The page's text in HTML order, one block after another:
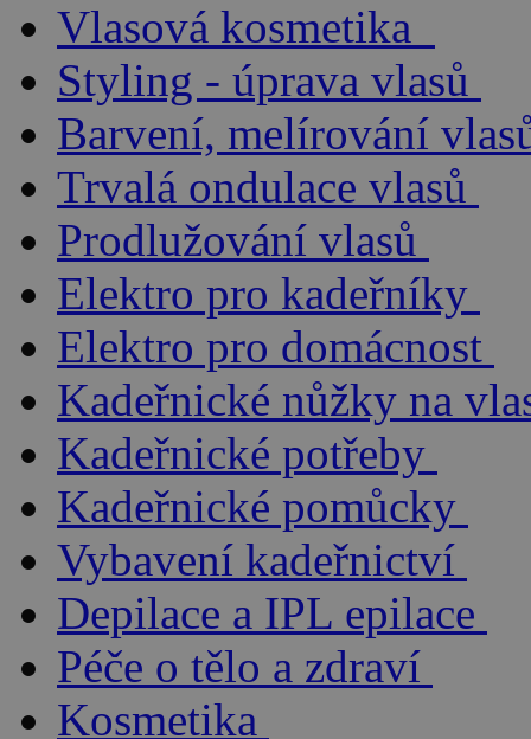
Vlasová kosmetika
Styling - úprava vlasů
Barvení, melírování
Trvalá ondulace vlasů
Prodlužování vlasů
Elektro pro kadeřníky
Elektro pro domácnost
Kadeřnické nůžky na
Kadeřnické potřeby
Kadeřnické pomůcky
Vybavení kadeřnictví
Depilace a IPL epilace
Péče o tělo a zdraví
Kosmetika